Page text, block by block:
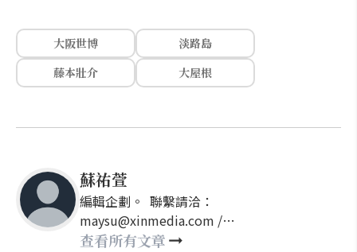
大阪世博
淡路島
藤本壯介
大屋根
蘇祐萱
編輯企劃。 聯繫請洽：
maysu@xinmedia.com /
may860527@gmail.com
查看所有文章